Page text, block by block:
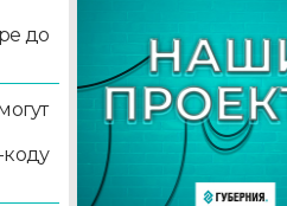
до
коду